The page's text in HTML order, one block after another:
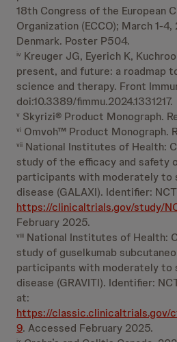
18th Congress of the European
Organization (ECCO); March 1-
Denmark. Poster P504.
iv Kreuger JG, Eyerich K,
present, and future: a roadmap
science and therapy. Front
doi:10.3389/fimmu.2024.1331217.
v Skyrizi® Product Monograph.
vi Omvoh™ Product Monograph.
vii National Institutes of Health:
study of the efficacy and safety
participants with moderately to
disease (GALAXI). Identifier:
https://clinicaltrials.gov/study/
February 2025.
viii National Institutes of Health:
study of guselkumab
participants with moderately to
disease (GRAVITI). Identifier:
at:
https://classic.clinicaltrials.gov/
9. Accessed February 2025.